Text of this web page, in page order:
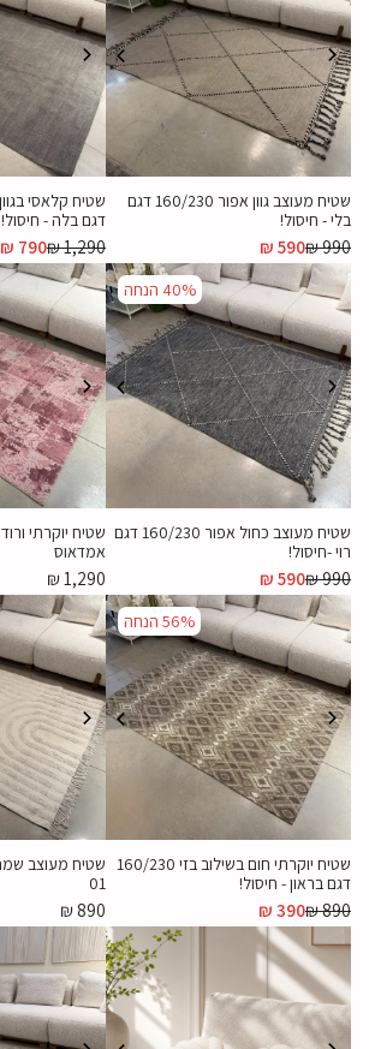
שטיח מעוצב גוון אפור 160/230 דגם
בלי - חיסול!
₪990
₪ 590
דגם בלה - חיסול!
₪1,290
₪ 790
40% הנחה
שטיח מעוצב כחול אפור 160/230 דגם
רוי -חיסול!
₪990
₪ 590
אמדאוס
₪1,290
56% הנחה
שטיח יוקרתי חום בשילוב בזי 160/230
דגם בראון - חיסול!
₪890
₪ 390
01
₪890